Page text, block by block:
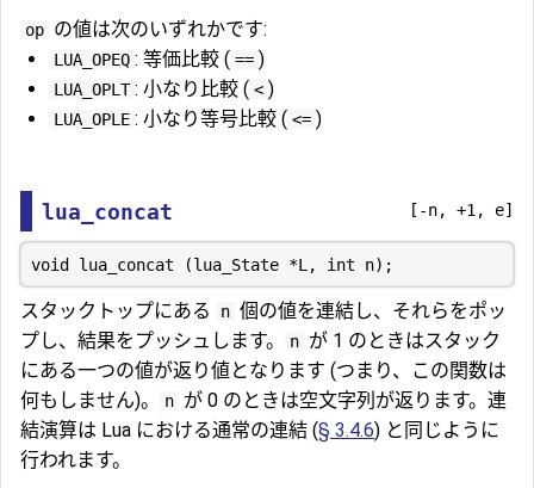
op の値は次のいずれかです:
LUA_OPEQ : 等価比較 ( == )
LUA_OPLT : 小なり比較 ( < )
LUA_OPLE : 小なり等号比較 ( <= )
lua_concat [-n, +1, e]
スタックトップにある n 個の値を連結し、それらをポッ
プし、結果をプッシュします。
n が 1 のときはスタック
にある一つの値が返り値となります (つまり、この関数は
何もしません)。
n が 0 のときは空文字列が返ります。連
結演算は Lua における通常の連結 (§ 3.4.6) と同じように
行われます。